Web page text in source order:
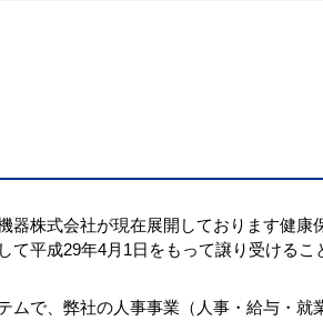
株式会社が現在展開しております健康
平成29年4月1日をもって譲り受けるこ
ムで、弊社の人事事業（人事・給与・就